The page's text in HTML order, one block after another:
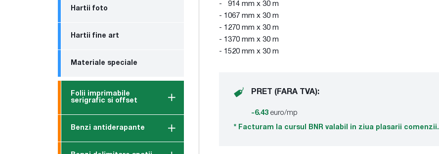
Hartii foto
Hartii fine art
Materiale speciale
Folii imprimabile
serigrafic si offset
Benzi antiderapante
- 914 mm x 30 m
- 1067 mm x 30 m
- 1270 mm x 30 m
- 1370 mm x 30 m
- 1520 mm x 30 m
PRET (FARA TVA):
-6.43 euro/mp
* Facturam la cursul BNR valabil in ziua plasarii comenzii.